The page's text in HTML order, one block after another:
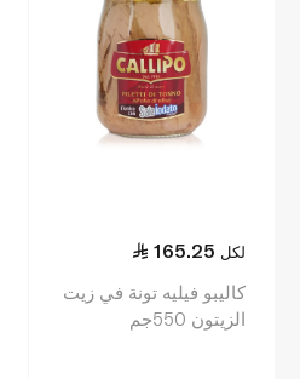
165.25 لكل
كاليبو فيليه تونة في زيت
الزيتون 550جم